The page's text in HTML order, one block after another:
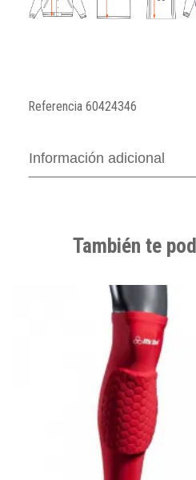
Referencia 60424346
Información adicional
También te